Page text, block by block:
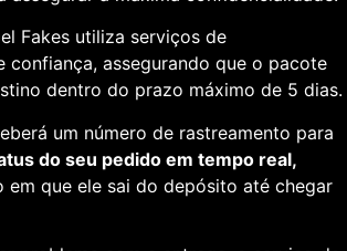
Fakes utiliza serviços de
confiança, assegurando que o pacote
dentro do prazo máximo de 5 dias.
um número de rastreamento para
do seu pedido em tempo real,
em que ele sai do depósito até chegar